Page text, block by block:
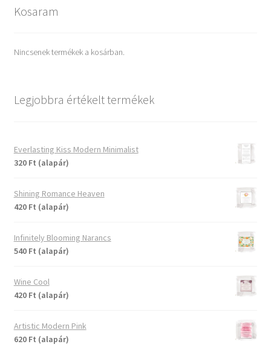
Kosaram
Nincsenek termékek a kosárban.
Legjobbra értékelt termékek
Everlasting Kiss Modern Minimalist
320 Ft (alapár)
Shining Romance Heaven
420 Ft (alapár)
Infinitely Blooming Narancs
540 Ft (alapár)
Wine Cool
420 Ft (alapár)
Artistic Modern Pink
620 Ft (alapár)